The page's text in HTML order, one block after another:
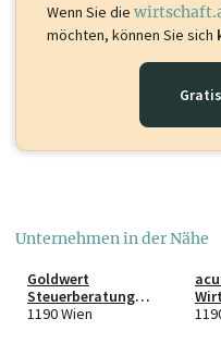
Wenn Sie die
möchten, können Sie sich
Unternehmen in der Nähe
Goldwert
Steuerberatung
GmbH
1190 Wien